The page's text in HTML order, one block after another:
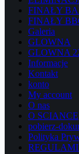
FINAŁY
FINAŁY
Galeria
GLOWNA
GLOWNA
Informacje
Kontakt
konto
My account
O nas
O SCIANCE
pobierz-
Polityka